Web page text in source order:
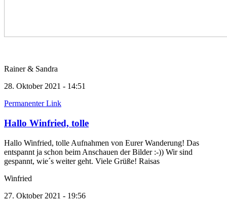
Rainer & Sandra
28. Oktober 2021 - 14:51
Permanenter Link
Hallo Winfried, tolle
Hallo Winfried, tolle Aufnahmen von Eurer Wanderung! Das
entspannt ja schon beim Anschauen der Bilder :-)) Wir sind
gespannt, wie´s weiter geht. Viele Grüße! Raisas
Winfried
27. Oktober 2021 - 19:56